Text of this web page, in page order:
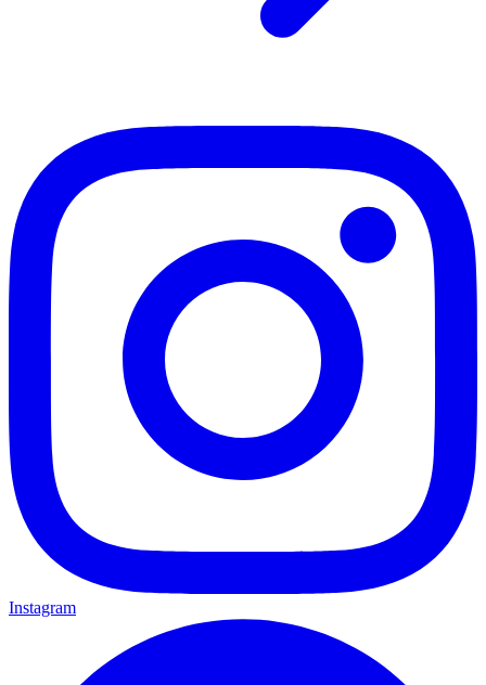
Instagram